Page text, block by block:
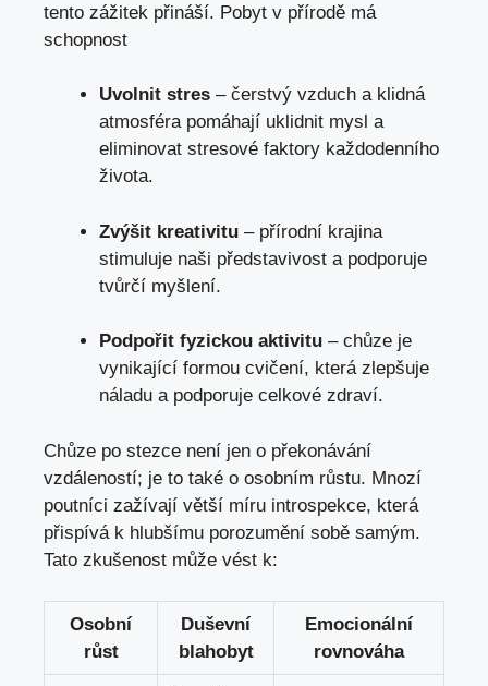
tento zážitek přináší. Pobyt v přírodě má
schopnost
Uvolnit stres – čerstvý vzduch a klidná
atmosféra pomáhají uklidnit mysl a
eliminovat stresové faktory každodenního
života.
Zvýšit kreativitu – přírodní krajina
stimuluje naši představivost a podporuje
tvůrčí myšlení.
Podpořit fyzickou aktivitu – chůze je
vynikající formou cvičení, která zlepšuje
náladu a podporuje celkové zdraví.
Chůze po stezce není jen o překonávání
vzdáleností; je to také o osobním růstu. Mnozí
poutníci zažívají větší míru introspekce, která
přispívá k hlubšímu porozumění sobě samým.
Tato zkušenost může vést k:
Osobní
růst
Duševní
blahobyt
Emocionální
rovnováha